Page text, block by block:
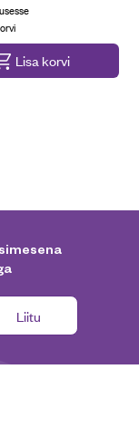
Lisa korvi
Liitu